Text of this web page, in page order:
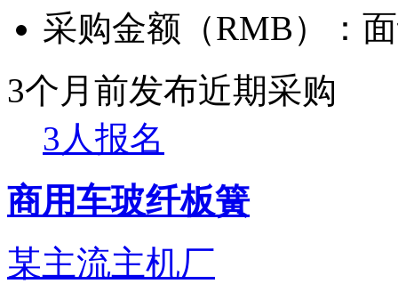
采购金额（RMB）：
3个月前发布近期采购
3人报名
商用车玻纤板簧
某主流主机厂